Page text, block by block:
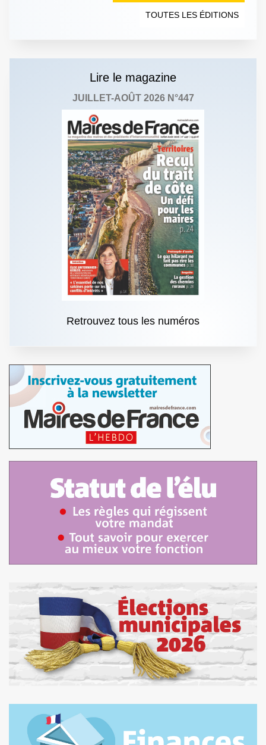
TOUTES LES ÉDITIONS
Lire le magazine
JUILLET-AOÛT 2026 N°447
Retrouvez tous les numéros